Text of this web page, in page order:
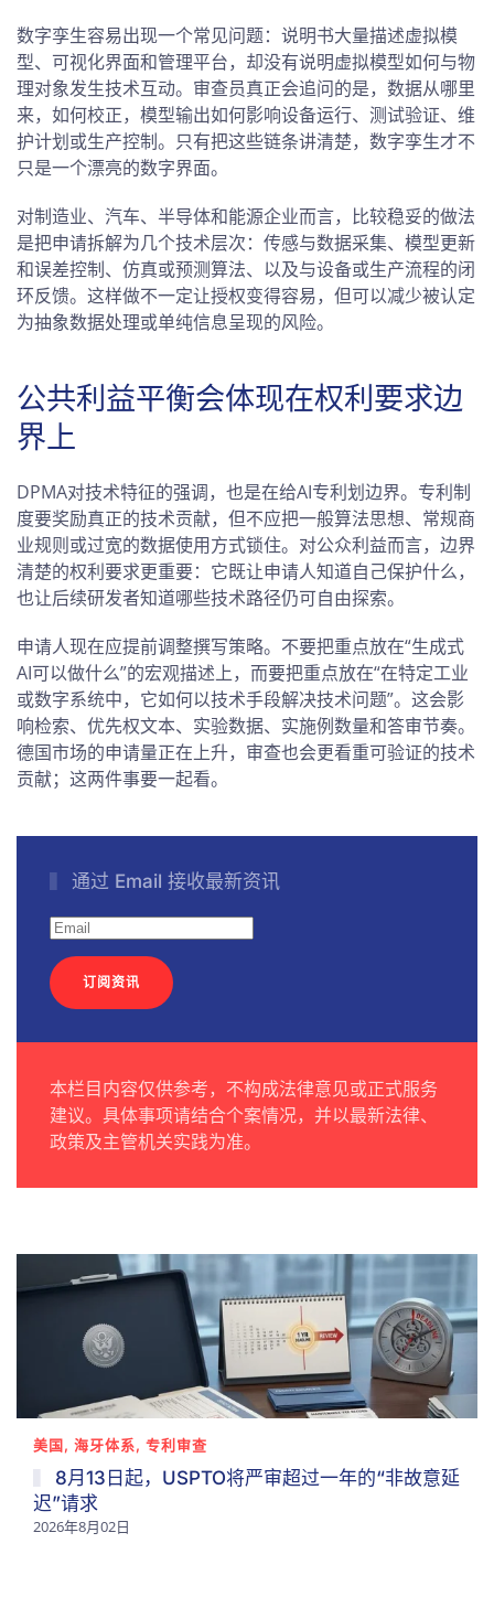
数字孪生容易出现一个常见问题：说明书大量描述虚拟模
型、可视化界面和管理平台，却没有说明虚拟模型如何与物
理对象发生技术互动。审查员真正会追问的是，数据从哪里
来，如何校正，模型输出如何影响设备运行、测试验证、维
护计划或生产控制。只有把这些链条讲清楚，数字孪生才不
只是一个漂亮的数字界面。
对制造业、汽车、半导体和能源企业而言，比较稳妥的做法
是把申请拆解为几个技术层次：传感与数据采集、模型更新
和误差控制、仿真或预测算法、以及与设备或生产流程的闭
环反馈。这样做不一定让授权变得容易，但可以减少被认定
为抽象数据处理或单纯信息呈现的风险。
公共利益平衡会体现在权利要求边
界上
DPMA对技术特征的强调，也是在给AI专利划边界。专利制
度要奖励真正的技术贡献，但不应把一般算法思想、常规商
业规则或过宽的数据使用方式锁住。对公众利益而言，边界
清楚的权利要求更重要：它既让申请人知道自己保护什么，
也让后续研发者知道哪些技术路径仍可自由探索。
申请人现在应提前调整撰写策略。不要把重点放在“生成式
AI可以做什么”的宏观描述上，而要把重点放在“在特定工业
或数字系统中，它如何以技术手段解决技术问题”。这会影
响检索、优先权文本、实验数据、实施例数量和答审节奏。
德国市场的申请量正在上升，审查也会更看重可验证的技术
贡献；这两件事要一起看。
通过 Email 接收最新资讯
订阅资讯
本栏目内容仅供参考，不构成法律意见或正式服务
建议。具体事项请结合个案情况，并以最新法律、
政策及主管机关实践为准。
美国, 海牙体系, 专利审查
8月13日起，USPTO将严审超过一年的“非故意延
迟”请求
2026年8月02日